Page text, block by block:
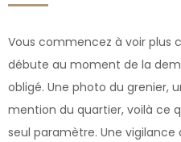
Vous commencez à voir plus
débute au moment de la
obligé. Une photo du grenier,
mention du quartier, voilà ce
seul paramètre. Une vigilance